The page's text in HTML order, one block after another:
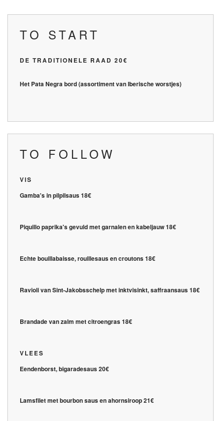
TO START
DE TRADITIONELE RAAD 20€
Het Pata Negra bord (assortiment van Iberische worstjes)
TO FOLLOW
VIS
Gamba's in pilpilsaus 18€
Piquillo paprika's gevuld met garnalen en kabeljauw 18€
Echte bouillabaisse, rouillesaus en croutons 18€
Ravioli van Sint-Jakobsschelp met inktvisinkt, saffraansaus 18€
Brandade van zalm met citroengras 18€
VLEES
Eendenborst, bigaradesaus 20€
Lamsfilet met bourbon saus en ahornsiroop 21€